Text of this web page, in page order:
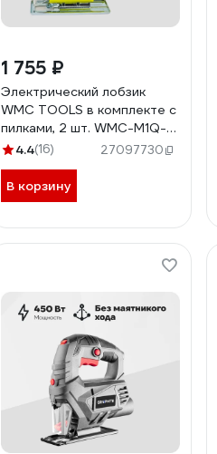
1 755 ₽
Электрический лобзик
WMC TOOLS в комплекте с
пилками, 2 шт. WMC-M1Q-
DH31-55(51352)
4.4(16) 27097730
В корзину